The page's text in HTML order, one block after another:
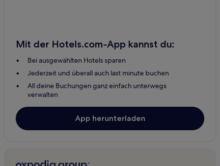
Mit der Hotels.com-App kannst du:
Bei ausgewählten Hotels sparen
Jederzeit und überall auch last minute buchen
All deine Buchungen ganz einfach unterwegs
verwalten
App herunterladen